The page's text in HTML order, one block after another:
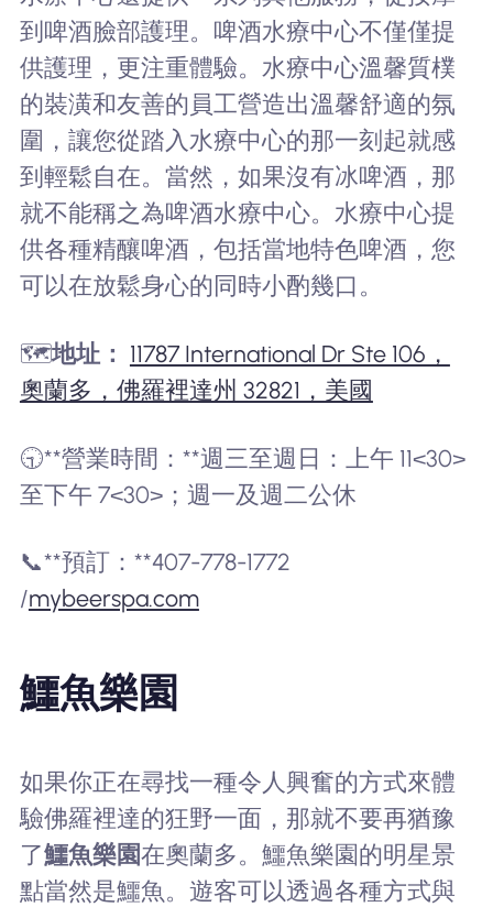
到啤酒臉部護理。啤酒水療中心不僅僅提
供護理，更注重體驗。水療中心溫馨質樸
的裝潢和友善的員工營造出溫馨舒適的氛
圍，讓您從踏入水療中心的那一刻起就感
到輕鬆自在。當然，如果沒有冰啤酒，那
就不能稱之為啤酒水療中心。水療中心提
供各種精釀啤酒，包括當地特色啤酒，您
可以在放鬆身心的同時小酌幾口。
🗺️地址： 11787 International Dr Ste 106，
奧蘭多，佛羅裡達州 32821，美國
🕤**營業時間：**週三至週日：上午 11<30>
至下午 7<30>；週一及週二公休
📞**預訂：**407-778-1772
/mybeerspa.com
鱷魚樂園
如果你正在尋找一種令人興奮的方式來體
驗佛羅裡達的狂野一面，那就不要再猶豫
了鱷魚樂園在奧蘭多。鱷魚樂園的明星景
點當然是鱷魚。遊客可以透過各種方式與